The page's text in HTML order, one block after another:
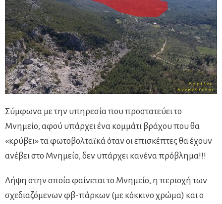
Σύμφωνα με την υπηρεσία που προστατεύει το
Μνημείο, αφού υπάρχει ένα κομμάτι βράχου που θα
«κρύβει» τα φωτοβολταϊκά όταν οι επισκέπτες θα έχουν
ανέβει στο Μνημείο, δεν υπάρχει κανένα πρόβλημα!!!
Λήψη στην οποία φαίνεται το Μνημείο, η περιοχή των
σχεδιαζόμενων φβ-πάρκων (με κόκκινο χρώμα) και ο